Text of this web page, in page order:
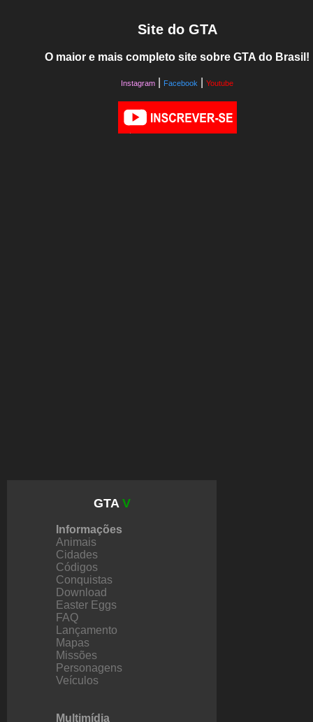
Site do GTA
O maior e mais completo site sobre GTA do Brasil!
Instagram Facebook Youtube
GTA V
Informações
Animais
Cidades
Códigos
Conquistas
Download
Easter Eggs
FAQ
Lançamento
Mapas
Missões
Personagens
Veículos
Multimídia